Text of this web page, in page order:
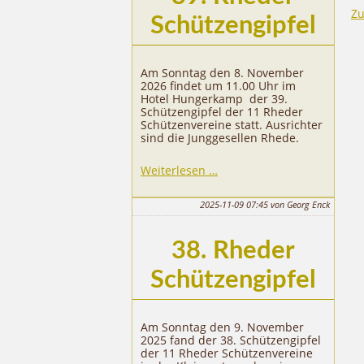
Schützengipfel
Am Sonntag den 8. November
2026 findet um 11.00 Uhr im
Hotel Hungerkamp der 39.
Schützengipfel der 11 Rheder
Schützenvereine statt. Ausrichter
sind die Junggesellen Rhede.
Weiterlesen …
Schützengipfel
2025-11-09 07:45 von Georg Enck
38. Rheder
Schützengipfel
Am Sonntag den 9. November
2025 fand der 38. Schützengipfel
der 11 Rheder Schützenvereine